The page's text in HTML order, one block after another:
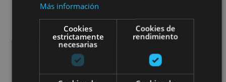
Localidades Camino de Santiago
Visitas guiadas
Más información
Cookies
estrictamente
necesarias
Cookies de
rendimiento